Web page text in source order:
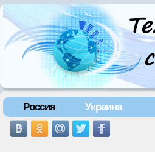
Россия Украина